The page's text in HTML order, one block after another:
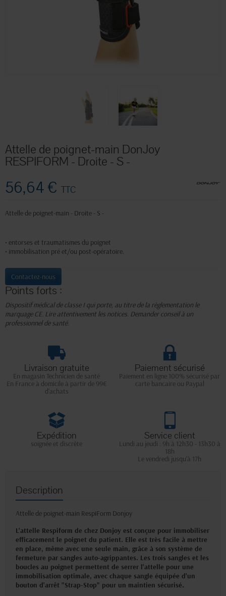
Attelle de poignet-main DonJoy
RESPIFORM - Droite - S -
56,64 € TTC
Attelle de poignet-main - Droite - S -
• entorses et traumatismes du poignet
• immobilisation pré et/ou post-opératoire.
Contactez-nous
Points forts :
Dispositif médical de classe I qui porte, au titre de la règlementation le
marquage CE. Lire attentivement les notices. Demander conseil à un
professionnel de santé.
Livraison gratuite
En magasin Technicien de santé
En France à domicile à partir de 99€
d'achats
Paiement sécurisé
Paiement en ligne 100% sécurisé par
carte bancaire ou Paypal
Expédition
soignée et discrète
Service client
Lundi au jeudi : 9h à 12h30 - 13h30 à
18h
Le vendredi jusqu'à 17h
Description
Attelle de poignet-main RespiForm Donjoy
L'attelle Respiform de chez Donjoy est conçue pour immobiliser
efficacement le poignet du patient. Elle est très facile à mettre
en place, même avec une seule main, grâce à son système de
fermeture par sangles auto-agrippantes. Les trois sangles et les
boucles au poignet permettent de serrer l'attelle pour une
immobilisation optimale, avec chaque sangle équipée d'un
bouton d'arrêt "Strap-Stop" pour un maintien sécurisé.